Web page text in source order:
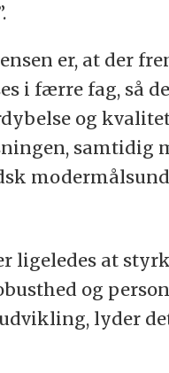
er, at der
i færre fag, så
og
samtidig
ligeledes at
og
lyder